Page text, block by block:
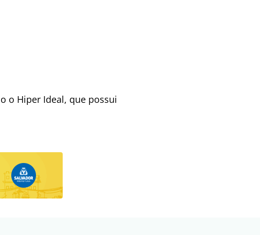
o Hiper Ideal, que possui